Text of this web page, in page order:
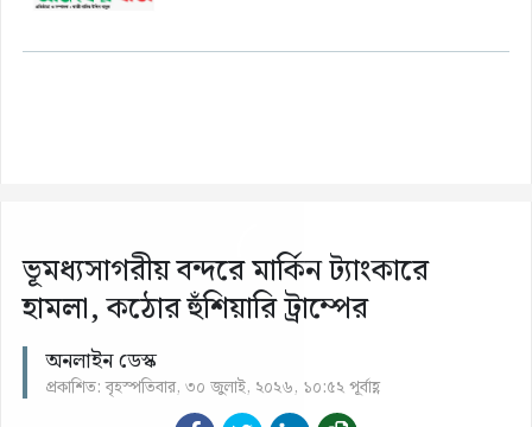
ভূমধ্যসাগরীয় বন্দরে মার্কিন ট্যাংকারে
হামলা, কঠোর হুঁশিয়ারি ট্রাম্পের
অনলাইন ডেস্ক
প্রকাশিত: বৃহস্পতিবার, ৩০ জুলাই, ২০২৬, ১০:৫২ পূর্বাহ্ণ